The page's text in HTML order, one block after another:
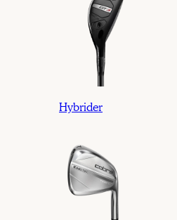
Hybrider